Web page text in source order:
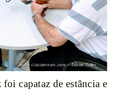
capataz de estância e